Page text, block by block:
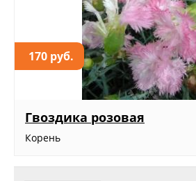
170 руб.
Гвоздика розовая
Корень